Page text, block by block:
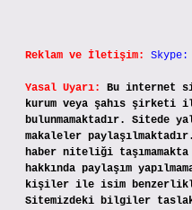
Reklam ve İletişim:
Yasal Uyarı:
Bu internet
kurum veya şahıs şirketi
bulunmamaktadır. Sitede
makaleler
haber niteliği
hakkında paylaşım
kişiler ile isim
Sitemizdeki bilgiler